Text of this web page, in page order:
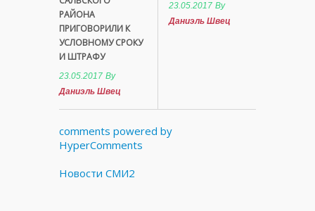
РАЙОНА
ПРИГОВОРИЛИ К
УСЛОВНОМУ СРОКУ
И ШТРАФУ
23.05.2017 By
Даниэль Швец
23.05.2017 By
Даниэль Швец
comments powered by
HyperComments
Новости СМИ2